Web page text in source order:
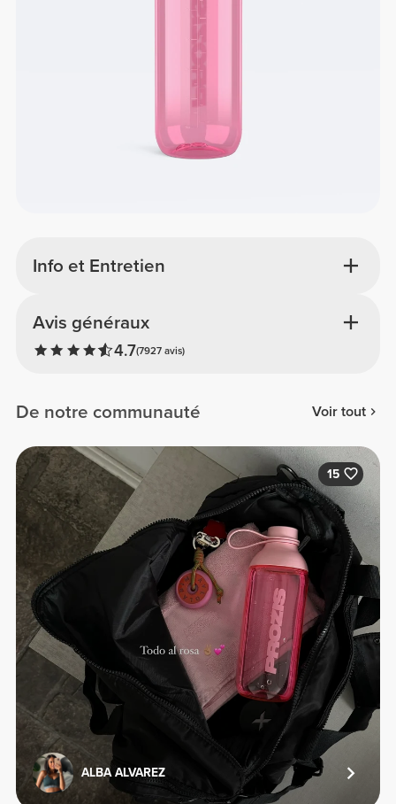
Info et Entretien
Avis généraux
4.7(7927 avis)
De notre communauté Voir tout
15
ALBA ALVAREZ